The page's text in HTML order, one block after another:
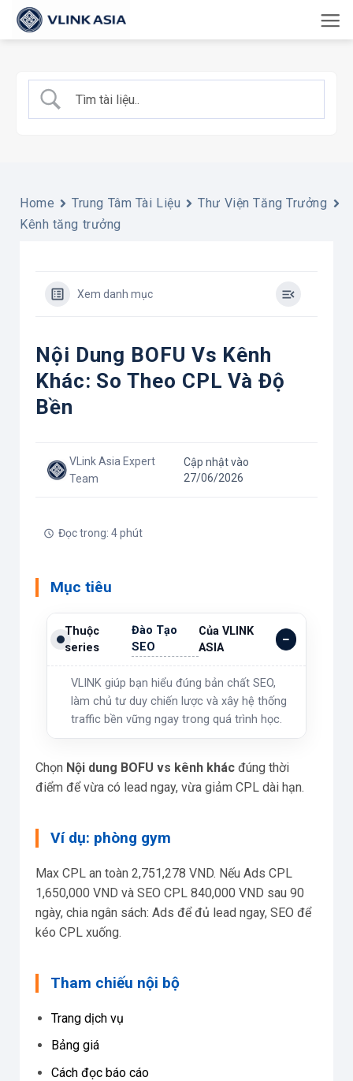
qua
dung
Home Trung Tâm Tài Liệu
Thư Viện Tăng Trưởng
Kênh tăng trưởng
Xem danh mục
Nội Dung BOFU Vs Kênh
Khác: So Theo CPL Và Độ
Bền
VLink Asia Expert
Team
Cập nhật vào
27/06/2026
Đọc trong: 4 phút
Mục tiêu
Thuộc
series
Đào Tạo
SEO
Của VLINK
ASIA
VLINK giúp bạn hiểu đúng bản chất SEO,
làm chủ tư duy chiến lược và xây hệ thống
traffic bền vững ngay trong quá trình học.
Chọn Nội dung BOFU vs kênh khác đúng thời
điểm để vừa có lead ngay, vừa giảm CPL dài hạn.
Ví dụ: phòng gym
Max CPL an toàn 2,751,278 VND. Nếu Ads CPL
1,650,000 VND và SEO CPL 840,000 VND sau 90
ngày, chia ngân sách: Ads để đủ lead ngay, SEO để
kéo CPL xuống.
Tham chiếu nội bộ
Trang dịch vụ
Bảng giá
Cách đọc báo cáo